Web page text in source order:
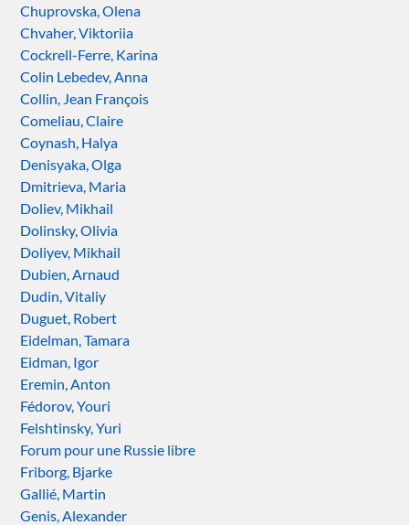
Chuprovska, Olena
Chvaher, Viktoriia
Cockrell-Ferre, Karina
Colin Lebedev, Anna
Collin, Jean François
Comeliau, Claire
Coynash, Halya
Denisyaka, Olga
Dmitrieva, Maria
Doliev, Mikhail
Dolinsky, Olivia
Doliyev, Mikhail
Dubien, Arnaud
Dudin, Vitaliy
Duguet, Robert
Eidelman, Tamara
Eidman, Igor
Eremin, Anton
Fédorov, Youri
Felshtinsky, Yuri
Forum pour une Russie libre
Friborg, Bjarke
Gallié, Martin
Genis, Alexander